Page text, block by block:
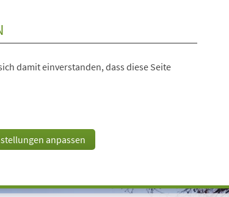
damit einverstanden, dass diese Seite
anpassen